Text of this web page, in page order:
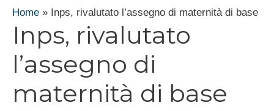
Home » Inps, rivalutato l’assegno di maternità di base
Inps, rivalutato
l’assegno di
maternità di base